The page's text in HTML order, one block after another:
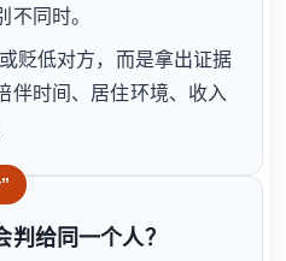
不同时。
贬低对方，而是拿出证据
伴时间、居住环境、收入
给同一个人？